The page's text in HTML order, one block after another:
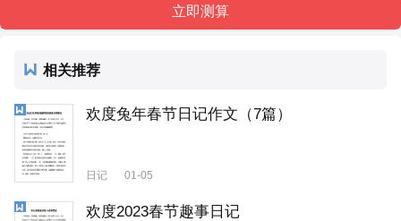
相关推荐
欢度兔年春节日记作文（7篇）
日记 01-05
欢度2023春节趣事日记